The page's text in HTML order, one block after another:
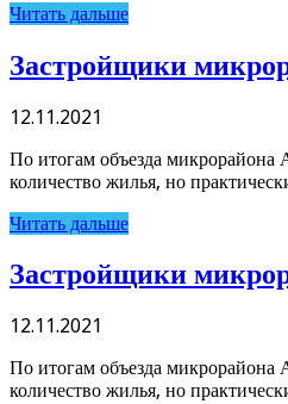
Читать дальше
Застройщики
12.11.2021
По итогам объезда микрорайона
количество жилья, но
Читать дальше
Застройщики
12.11.2021
По итогам объезда микрорайона
количество жилья, но